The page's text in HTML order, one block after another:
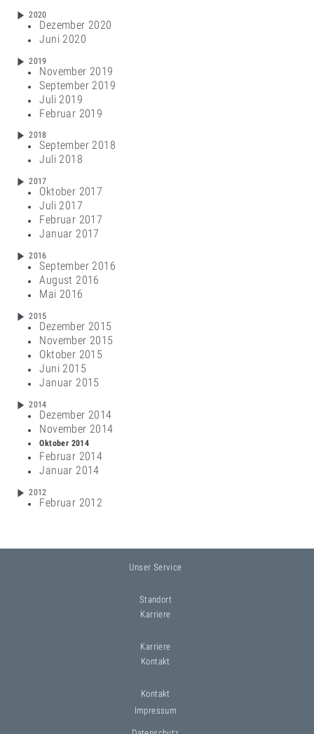
2020
Dezember 2020
Juni 2020
2019
November 2019
September 2019
Juli 2019
Februar 2019
2018
September 2018
Juli 2018
2017
Oktober 2017
Juli 2017
Februar 2017
Januar 2017
2016
September 2016
August 2016
Mai 2016
2015
Dezember 2015
November 2015
Oktober 2015
Juni 2015
Januar 2015
2014
Dezember 2014
November 2014
Oktober 2014
Februar 2014
Januar 2014
2012
Februar 2012
Unser Service
Standort
Karriere
Karriere
Kontakt
Kontakt
Impressum